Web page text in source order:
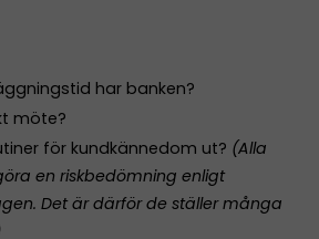
har banken?
möte?
för kundkännedom ut? (Alla
en riskbedömning enligt
Det är därför de ställer många